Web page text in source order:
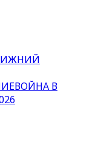
ВОЙНА В